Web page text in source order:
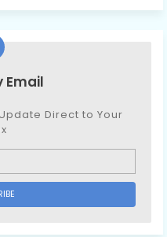
Email
Direct to Your